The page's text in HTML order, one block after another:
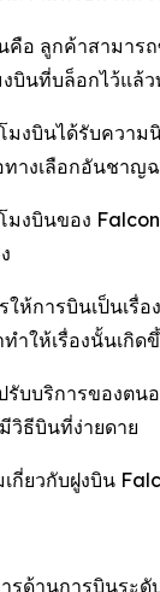
คือ ลูกค้าสามาร
บินที่บล็อกไว้แล้
งบินได้รับความ
ทางเลือกอันชา
งบินของ
ห้การบินเป็นเรื่
ำให้เรื่องนั้นเกิ
รับบริการของตน
วิธีบินที่ง่ายดาย
กี่ยวกับฝูงบิน
รด้านการบินระ